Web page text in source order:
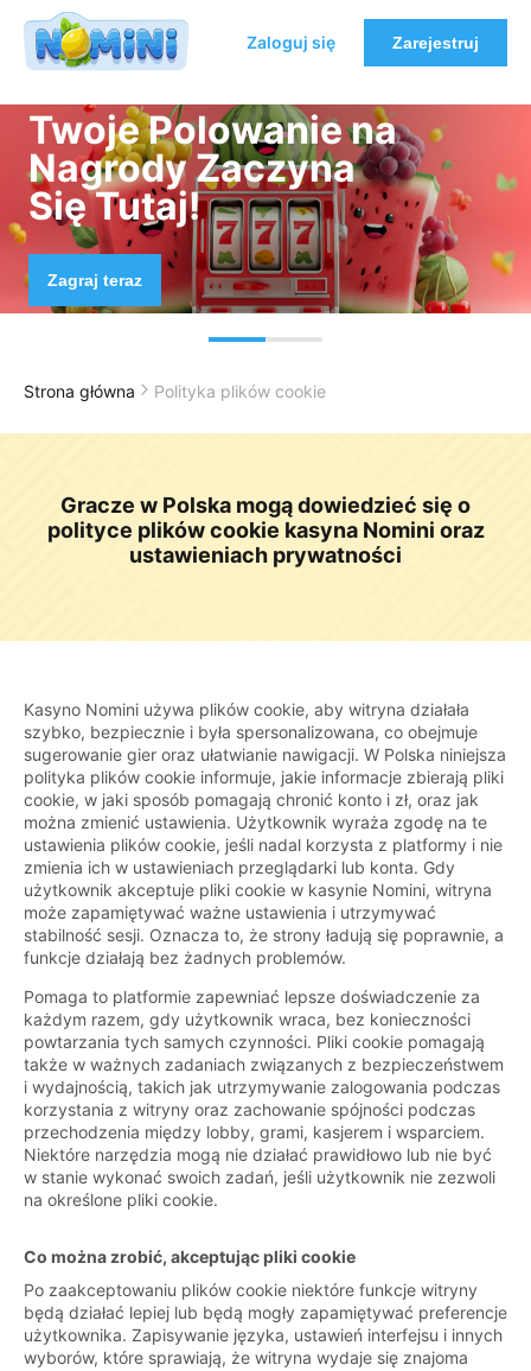
Zaloguj się Zarejestruj
Twoje Polowanie na
Nagrody Zaczyna
Się Tutaj!
Zagraj teraz
Strona główna Polityka plików cookie
Gracze w Polska mogą dowiedzieć się o
polityce plików cookie kasyna Nomini oraz
ustawieniach prywatności
Kasyno Nomini używa plików cookie, aby witryna działała
szybko, bezpiecznie i była spersonalizowana, co obejmuje
sugerowanie gier oraz ułatwianie nawigacji. W Polska niniejsza
polityka plików cookie informuje, jakie informacje zbierają pliki
cookie, w jaki sposób pomagają chronić konto i zł, oraz jak
można zmienić ustawienia. Użytkownik wyraża zgodę na te
ustawienia plików cookie, jeśli nadal korzysta z platformy i nie
zmienia ich w ustawieniach przeglądarki lub konta. Gdy
użytkownik akceptuje pliki cookie w kasynie Nomini, witryna
może zapamiętywać ważne ustawienia i utrzymywać
stabilność sesji. Oznacza to, że strony ładują się poprawnie, a
funkcje działają bez żadnych problemów.
Pomaga to platformie zapewniać lepsze doświadczenie za
każdym razem, gdy użytkownik wraca, bez konieczności
powtarzania tych samych czynności. Pliki cookie pomagają
także w ważnych zadaniach związanych z bezpieczeństwem
i wydajnością, takich jak utrzymywanie zalogowania podczas
korzystania z witryny oraz zachowanie spójności podczas
przechodzenia między lobby, grami, kasjerem i wsparciem.
Niektóre narzędzia mogą nie działać prawidłowo lub nie być
w stanie wykonać swoich zadań, jeśli użytkownik nie zezwoli
na określone pliki cookie.
Co można zrobić, akceptując pliki cookie
Po zaakceptowaniu plików cookie niektóre funkcje witryny
będą działać lepiej lub będą mogły zapamiętywać preferencje
użytkownika. Zapisywanie języka, ustawień interfejsu i innych
wyborów, które sprawiają, że witryna wydaje się znajoma